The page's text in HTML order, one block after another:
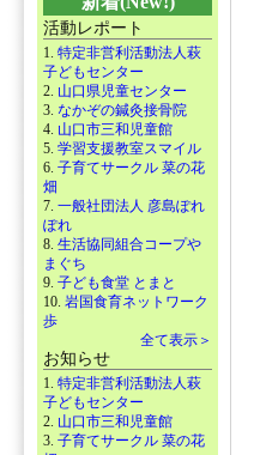
活動レポート
1. 特定非営利活動法人萩
子どもセンター
2. 山口県児童センター
3. なかぞの鍼灸接骨院
4. 山口市三和児童館
5. 学習支援教室スマイル
6. 子育てサークル 菜の花
畑
7. 一般社団法人 彦島ぽれ
ぽれ
8. 生活協同組合コープや
まぐち
9. 子ども食堂 とまと
10. 岩国食育ネットワーク
歩
全て表示＞
お知らせ
1. 特定非営利活動法人萩
子どもセンター
2. 山口市三和児童館
3. 子育てサークル 菜の花